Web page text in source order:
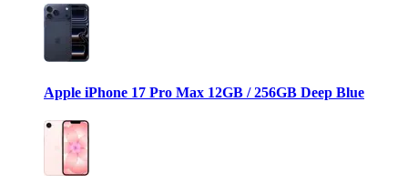
Apple iPhone 17 Pro Max 12GB / 256GB Deep Blue